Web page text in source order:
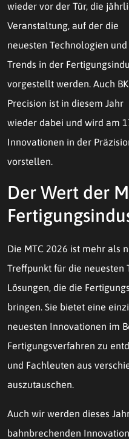
wieder vor der Tür, die
Veranstaltung, auf der die
neuesten Technologien und
Trends in der
vorgestellt werden. Auch
Precision ist in diesem Jahr
wieder dabei und wird am
Innovationen in der
vorstellen.
Der Wert der
Die MTC 2026 ist mehr als
Treffpunkt für die neuesten
Lösungen, die die
bringen. Sie bietet eine
neuesten Innovationen im
Fertigungsverfahren zu
und Fachleuten aus
auszutauschen.
Auch wir werden dieses
bahnbrechenden